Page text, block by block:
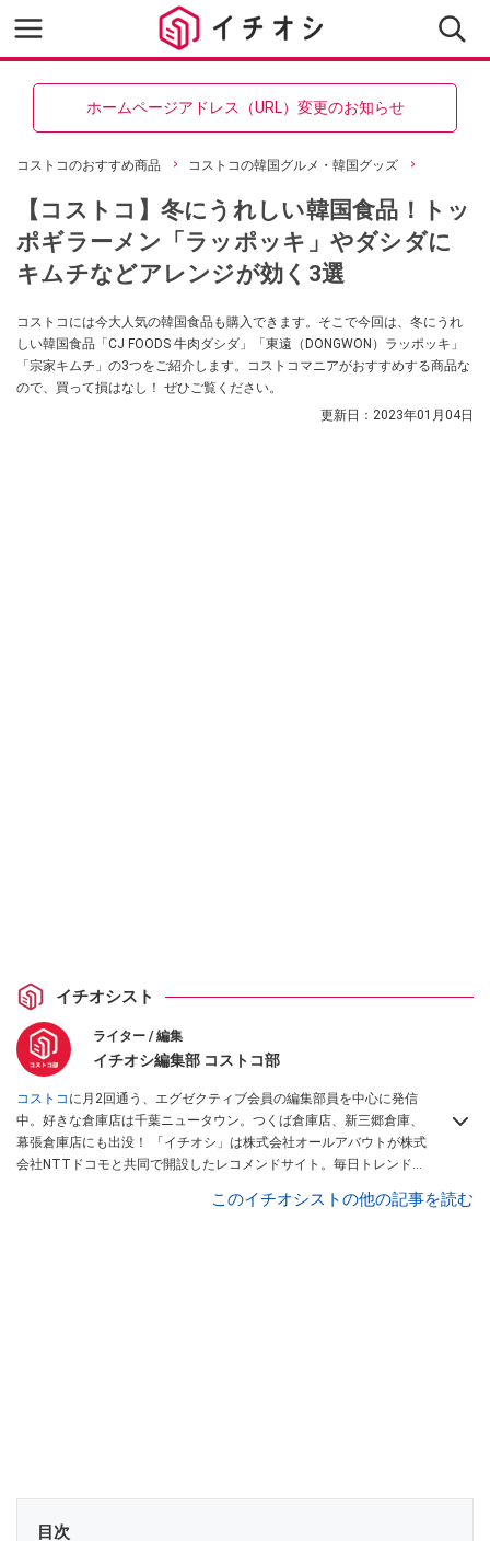
ホームページアドレス（URL）変更のお知らせ
コストコのおすすめ商品 コストコの韓国グルメ・韓国グッズ
【コストコ】冬にうれしい韓国食品！トッ
ポギラーメン「ラッポッキ」やダシダに
キムチなどアレンジが効く3選
コストコには今大人気の韓国食品も購入できます。そこで今回は、冬にうれ
しい韓国食品「CJ FOODS 牛肉ダシダ」「東遠（DONGWON）ラッポッキ」
「宗家キムチ」の3つをご紹介します。コストコマニアがおすすめする商品な
ので、買って損はなし！ ぜひご覧ください。
更新日： 2023年01月04日
イチオシスト
ライター / 編集
イチオシ編集部 コストコ部
コストコ に月2回通う、エグゼクティブ会員の編集部員を中心に発信
中。好きな倉庫店は千葉ニュータウン。つくば倉庫店、新三郷倉庫、
幕張倉庫店にも出没！ 「イチオシ」は株式会社オールアバウトが株式
会社NTTドコモと共同で開設したレコメンドサイト。毎日トレンド情
このイチオシストの他の記事を読む
目次